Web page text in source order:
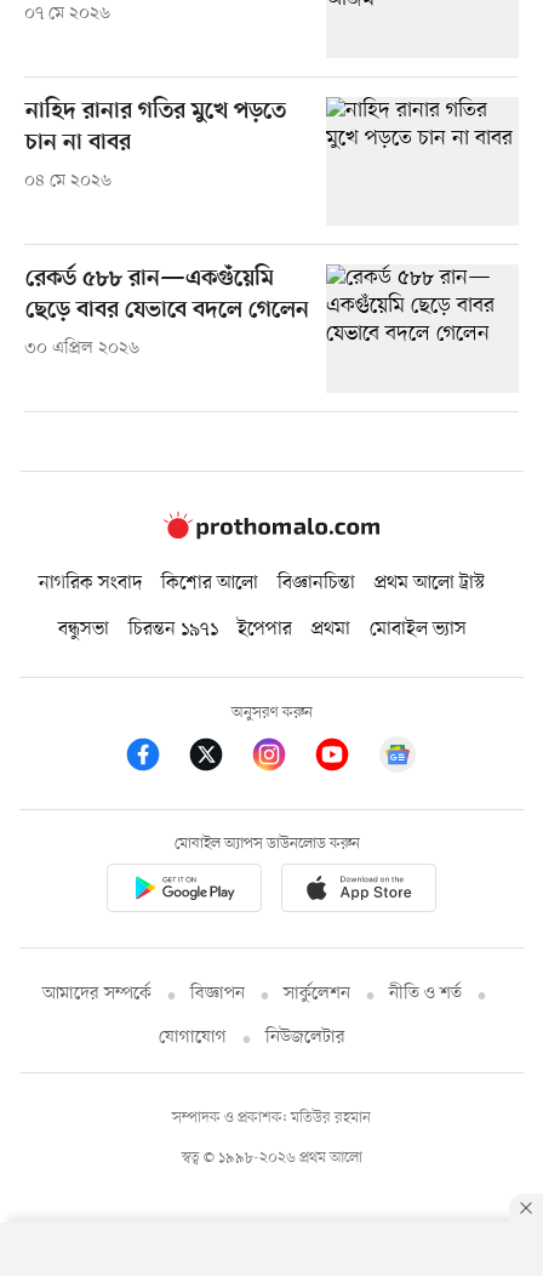
০৭ মে ২০২৬
নাহিদ রানার গতির মুখে পড়তে
চান না বাবর
০৪ মে ২০২৬
রেকর্ড ৫৮৮ রান—একগুঁয়েমি
ছেড়ে বাবর যেভাবে বদলে গেলেন
৩০ এপ্রিল ২০২৬
নাগরিক সংবাদ কিশোর আলো বিজ্ঞানচিন্তা
প্রথম আলো ট্রাস্ট
বন্ধুসভা
চিরন্তন ১৯৭১ ইপেপার প্রথমা মোবাইল ভ্যাস
অনুসরণ করুন
মোবাইল অ্যাপস ডাউনলোড করুন
আমাদের সম্পর্কে বিজ্ঞাপন সার্কুলেশন
নীতি ও শর্ত
যোগাযোগ
নিউজলেটার
স্বত্ব © ১৯৯৮-২০২৬ প্রথম আলো
সম্পাদক ও প্রকাশক: মতিউর রহমান